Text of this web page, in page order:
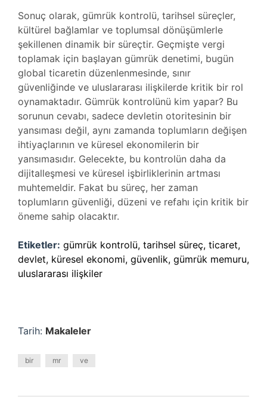
Sonuç olarak, gümrük kontrolü, tarihsel süreçler,
kültürel bağlamlar ve toplumsal dönüşümlerle
şekillenen dinamik bir süreçtir. Geçmişte vergi
toplamak için başlayan gümrük denetimi, bugün
global ticaretin düzenlenmesinde, sınır
güvenliğinde ve uluslararası ilişkilerde kritik bir rol
oynamaktadır. Gümrük kontrolünü kim yapar? Bu
sorunun cevabı, sadece devletin otoritesinin bir
yansıması değil, aynı zamanda toplumların değişen
ihtiyaçlarının ve küresel ekonomilerin bir
yansımasıdır. Gelecekte, bu kontrolün daha da
dijitalleşmesi ve küresel işbirliklerinin artması
muhtemeldir. Fakat bu süreç, her zaman
toplumların güvenliği, düzeni ve refahı için kritik bir
öneme sahip olacaktır.
Etiketler: gümrük kontrolü, tarihsel süreç, ticaret,
devlet, küresel ekonomi, güvenlik, gümrük memuru,
uluslararası ilişkiler
Tarih: Makaleler
bir mr ve